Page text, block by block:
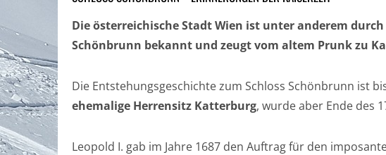
Die österreichische Stadt Wien ist unter anderem
Schönbrunn bekannt und zeugt vom altem Prunk zu
Die Entstehungsgeschichte zum Schloss Schönbrunn ist
ehemalige Herrensitz Katterburg, wurde aber Ende des
Leopold I. gab im Jahre 1687 den Auftrag für den